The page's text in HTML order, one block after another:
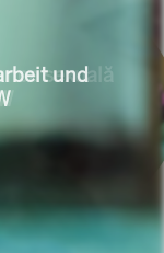
für
sexuală